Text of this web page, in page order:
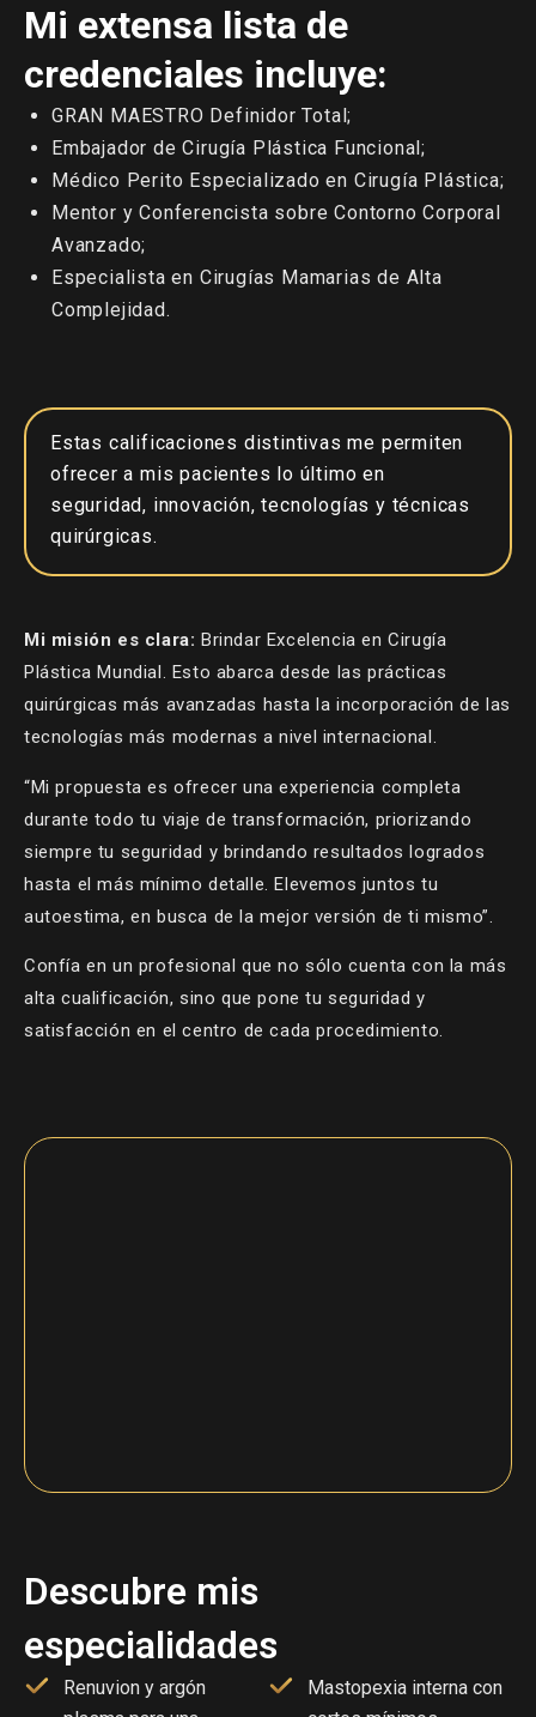
Mi extensa lista de
credenciales incluye:
GRAN MAESTRO Definidor Total;
Embajador de Cirugía Plástica Funcional;
Médico Perito Especializado en Cirugía Plástica;
Mentor y Conferencista sobre Contorno Corporal
Avanzado;
Especialista en Cirugías Mamarias de Alta
Complejidad.
Estas calificaciones distintivas me permiten
ofrecer a mis pacientes lo último en
seguridad, innovación, tecnologías y técnicas
quirúrgicas.
Mi misión es clara: Brindar Excelencia en Cirugía
Plástica Mundial. Esto abarca desde las prácticas
quirúrgicas más avanzadas hasta la incorporación de las
tecnologías más modernas a nivel internacional.
“Mi propuesta es ofrecer una experiencia completa
durante todo tu viaje de transformación, priorizando
siempre tu seguridad y brindando resultados logrados
hasta el más mínimo detalle. Elevemos juntos tu
autoestima, en busca de la mejor versión de ti mismo”.
Confía en un profesional que no sólo cuenta con la más
alta cualificación, sino que pone tu seguridad y
satisfacción en el centro de cada procedimiento.
Descubre mis
especialidades
Renuvion y argón
Mastopexia interna con